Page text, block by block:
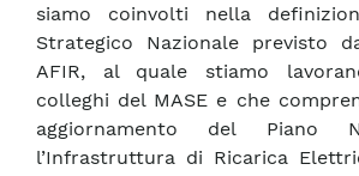
siamo coinvolti nella
Strategico Nazionale previsto
AFIR, al quale stiamo
colleghi del MASE e che
aggiornamento del Piano
l’Infrastruttura di Ricarica